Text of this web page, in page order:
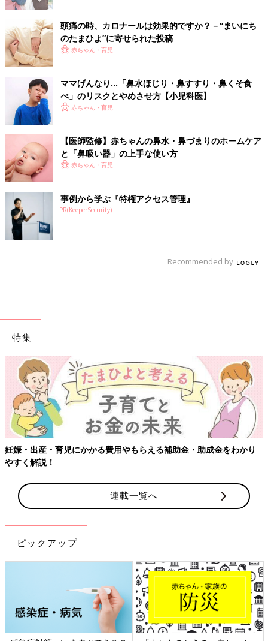
頭痛の時、カロナールは効果的ですか？－”まいにち
のたまひよ”に寄せられた投稿
赤ちゃん・育児
ママげんなり…「鼻水ほじり・鼻すすり・鼻くそ食
べ」のリスクとやめさせ方【小児科医】
赤ちゃん・育児
【医師監修】赤ちゃんの鼻水・鼻づまりのホームケア
と「鼻吸い器」の上手な使い方
赤ちゃん・育児
事例から学ぶ『特権アクセス管理』
PR(KeeperSecurity)
Recommended by
特集
助金・助成金をわかり
【ワクチン接種できるものも】妊婦の感
連載一覧へ
ピックアップ